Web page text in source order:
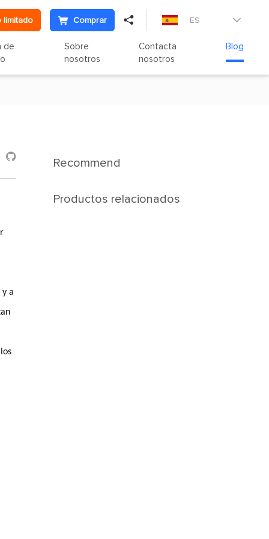
limitado Comprar  ES 
de
Sobre
nosotros
Contacta
nosotros
Blog

a
Recommend
Productos relacionados